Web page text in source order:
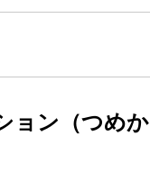
ョン（つめか